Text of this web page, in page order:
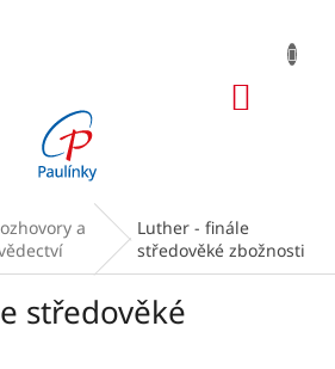
a
Luther - finále
středověké zbožnosti
středověké